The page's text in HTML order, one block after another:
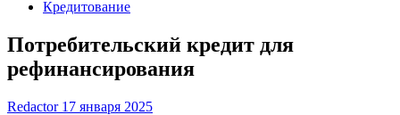
Кредитование
Потребительский кредит для
рефинансирования
Redactor 17 января 2025